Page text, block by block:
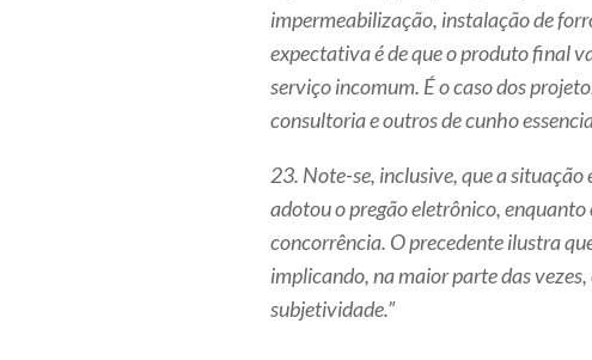
impermeabilização, instalação de
expectativa é de que o produto final
serviço incomum. É o caso dos
consultoria e outros de cunho
23. Note-se, inclusive, que a
adotou o pregão eletrônico,
concorrência. O precedente ilustra
implicando, na maior parte das
subjetividade.”